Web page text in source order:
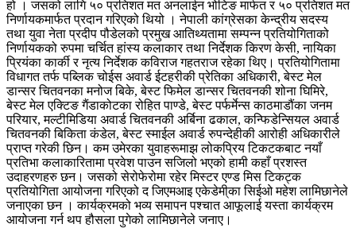
हो । जसको लागि ५० प्रतिशत मत अनलाईन भोटिङ मार्फत र ५० प्रतिशत मत
निर्णायकमार्फत प्रदान गरिएको थियो । नेपाली कांग्रेसका केन्द्रीय सदस्य
तथा युवा नेता प्रदीप पौडेलको प्रमुख आतिथ्यतामा सम्पन्न प्रतियोगिताको
निर्णायकको रुपमा चर्चित हांस्य कलाकार तथा निर्देशक किरण केसी, नायिका
प्रियंका कार्की र नृत्य निर्देशक कविराज गहतराज रहेका थिए। प्रतियोगितामा
विधागत तर्फ पब्लिक चोईस अवार्ड ईटहरीकी प्रेतिका अधिकारी, बेस्ट मेल
डान्सर चितवनका मनोज बिके, बेस्ट फिमेल डान्सर चितवनकी शोना घिमिरे,
बेस्ट मेल एक्टिङ गैंडाकोटका रोहित पाण्डे, बेस्ट पर्फर्मेन्स काठमाडौंका जनम
परियार, मल्टीमिडिया अवार्ड चितवनकी अर्बिना ढकाल, कन्फिडेन्सियल अवार्ड
चितवनकी बिकिता कंडेल, बेस्ट स्माईल अवार्ड रुपन्देहीकी आरोही अधिकारीले
प्राप्त गरेकी छिन। कम उमेरका युवाहरूमाझ लोकप्रिय टिकटकबाट नयाँ
प्रतिभा कलाकारितामा प्रवेश पाउन सजिलो भएको हामी कहाँ प्रशस्त
उदाहरणहरु छन। जसको सेरोफेरोमा रहेर मिस्टर एण्ड मिस टिकट्क
प्रतियोगिता आयोजना गरिएको द जिएमआइ एकेडेमी्का सिईओ महेश लामिछानेले
जनाएका छन । कार्यक्रमको भव्य समापन पश्चात आफूलाई यस्ता कार्यक्रम
आयोजना गर्न थप हौसला पुगेको लामिछानेले जनाए।